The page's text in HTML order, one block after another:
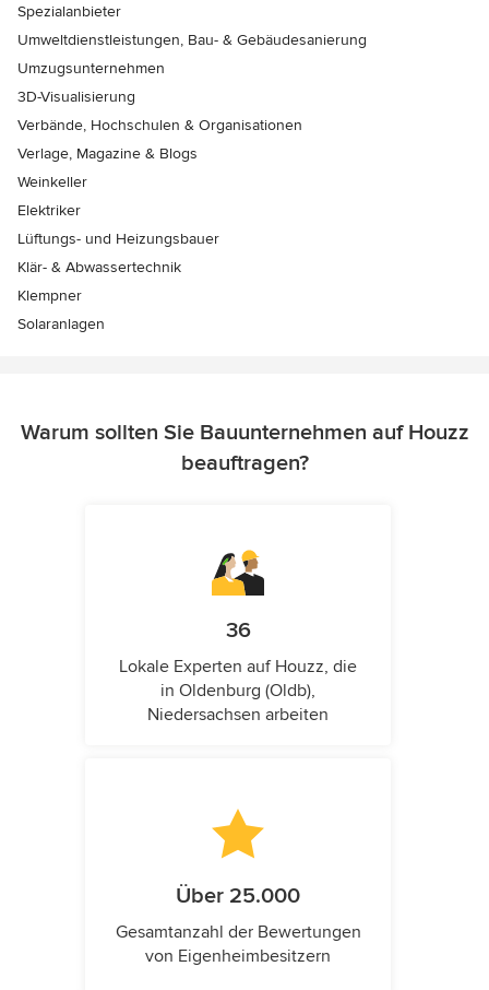
Spezialanbieter
Umweltdienstleistungen, Bau- & Gebäudesanierung
Umzugsunternehmen
3D-Visualisierung
Verbände, Hochschulen & Organisationen
Verlage, Magazine & Blogs
Weinkeller
Elektriker
Lüftungs- und Heizungsbauer
Klär- & Abwassertechnik
Klempner
Solaranlagen
Warum sollten Sie Bauunternehmen auf Houzz
beauftragen?
36
Lokale Experten auf Houzz, die
in Oldenburg (Oldb),
Niedersachsen arbeiten
Über 25.000
Gesamtanzahl der Bewertungen
von Eigenheimbesitzern